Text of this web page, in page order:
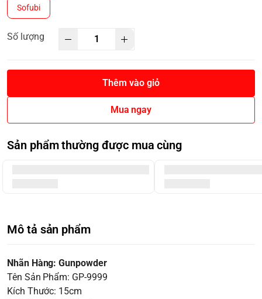
Sofubi
Số lượng
Thêm vào giỏ
Mua ngay
Sản phẩm thường được mua cùng
Mô tả sản phẩm
Nhãn Hàng: Gunpowder
Tên Sản Phẩm: GP-9999
Kích Thước: 15cm